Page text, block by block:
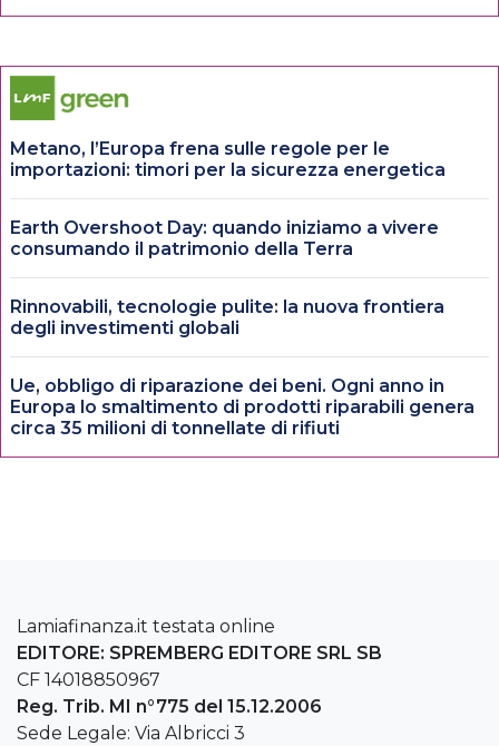
Metano, l’Europa frena sulle regole per le
importazioni: timori per la sicurezza energetica
Earth Overshoot Day: quando iniziamo a vivere
consumando il patrimonio della Terra
Rinnovabili, tecnologie pulite: la nuova frontiera
degli investimenti globali
Ue, obbligo di riparazione dei beni. Ogni anno in
Europa lo smaltimento di prodotti riparabili genera
circa 35 milioni di tonnellate di rifiuti
Lamiafinanza.it testata online
EDITORE: SPREMBERG EDITORE SRL SB
CF 14018850967
Reg. Trib. MI n°775 del 15.12.2006
Sede Legale: Via Albricci 3